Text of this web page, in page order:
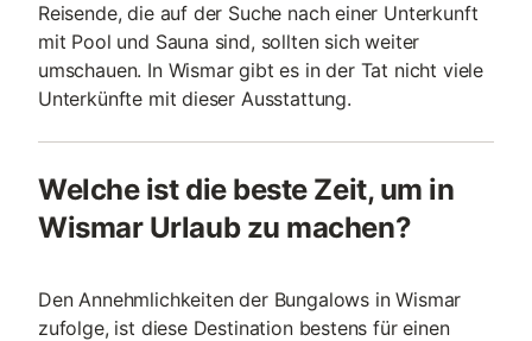
Reisende, die auf der Suche nach einer Unterkunft
mit Pool und Sauna sind, sollten sich weiter
umschauen. In Wismar gibt es in der Tat nicht viele
Unterkünfte mit dieser Ausstattung.
Welche ist die beste Zeit, um in
Wismar Urlaub zu machen?
Den Annehmlichkeiten der Bungalows in Wismar
zufolge, ist diese Destination bestens für einen